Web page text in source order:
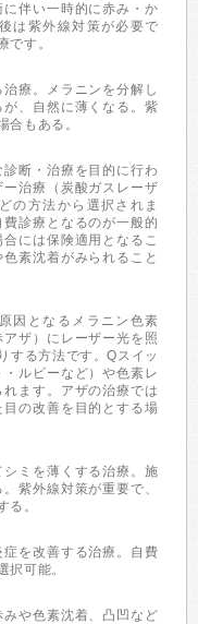
伴い一時的に赤み・か
は紫外線対策が必要で
です。
療。メラニンを分解し
、自然に薄くなる。紫
合もある。
断・治療を目的に行わ
治療（炭酸ガスレーザ
の方法から選択されま
診療となるのが一般的
には保険適用となるこ
素沈着がみられること
因となるメラニン色素
ザ）にレーザー光を照
する方法です。Qスイッ
ルビーなど）や色素レ
ます。アザの治療では
の改善を目的とする場
ミを薄くする治療。施
紫外線対策が重要で、
る。
を改善する治療。自費
択可能。
や色素沈着、凸凹など